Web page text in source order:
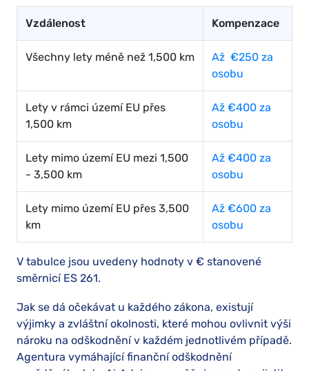
Vzdálenost Kompenzace
Všechny lety méně než 1,500 km
Až €250 za
osobu
Lety v rámci území EU přes
1,500 km
Až €400 za
osobu
Lety mimo území EU mezi 1,500
- 3,500 km
Až €400 za
osobu
Lety mimo území EU přes 3,500
km
Až €600 za
osobu
V tabulce jsou uvedeny hodnoty v € stanovené
směrnicí ES 261.
Jak se dá očekávat u každého zákona, existují
výjimky a zvláštní okolnosti, které mohou ovlivnit výši
nároku na odškodnění v každém jednotlivém případě.
Agentura vymáhající finanční odškodnění